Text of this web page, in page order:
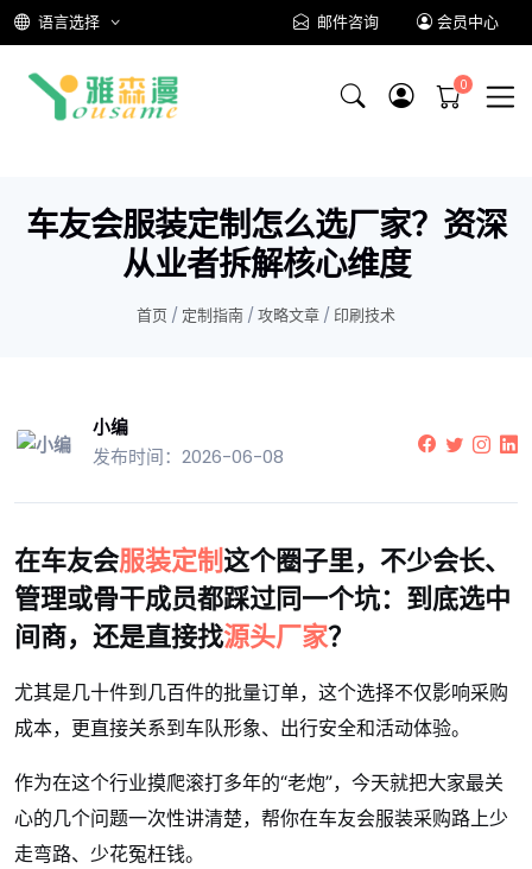
语言选择 邮件咨询 会员中心
车友会服装定制怎么选厂家？资深
从业者拆解核心维度
首页 / 定制指南 / 攻略文章 / 印刷技术
小编
发布时间：2026-06-08
在车友会服装定制这个圈子里，不少会长、
管理或骨干成员都踩过同一个坑： 到底选中
间商，还是直接找源头厂家？
尤其是几十件到几百件的批量订单，这个选择不仅影响采购
成本，更直接关系到车队形象、出行安全和活动体验。
作为在这个行业摸爬滚打多年的“老炮”，今天就把大家最关
心的几个问题一次性讲清楚，帮你在车友会服装采购路上少
走弯路、少花冤枉钱。